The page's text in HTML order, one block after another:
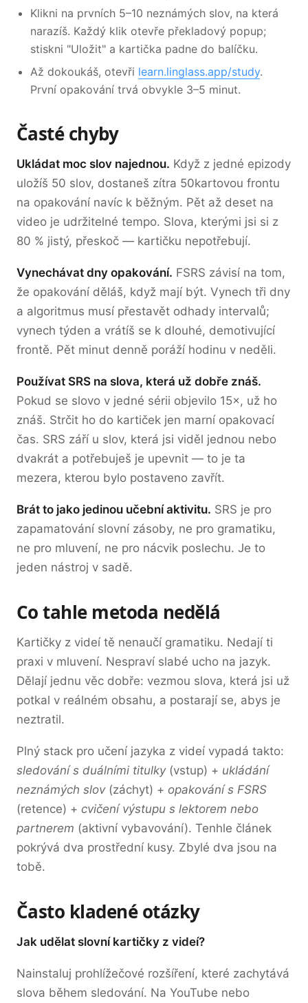
Klikni na prvních 5–10 neznámých slov, na která
narazíš. Každý klik otevře překladový popup;
stiskni "Uložit" a kartička padne do balíčku.
Až dokoukáš, otevři learn.linglass.app/study.
První opakování trvá obvykle 3–5 minut.
Časté chyby
Ukládat moc slov najednou. Když z jedné epizody
uložíš 50 slov, dostaneš zítra 50kartovou frontu
na opakování navíc k běžným. Pět až deset na
video je udržitelné tempo. Slova, kterými jsi si z
80 % jistý, přeskoč — kartičku nepotřebují.
Vynechávat dny opakování. FSRS závisí na tom,
že opakování děláš, když mají být. Vynech tři dny
a algoritmus musí přestavět odhady intervalů;
vynech týden a vrátíš se k dlouhé, demotivující
frontě. Pět minut denně poráží hodinu v neděli.
Používat SRS na slova, která už dobře znáš.
Pokud se slovo v jedné sérii objevilo 15×, už ho
znáš. Strčit ho do kartiček jen marní opakovací
čas. SRS září u slov, která jsi viděl jednou nebo
dvakrát a potřebuješ je upevnit — to je ta
mezera, kterou bylo postaveno zavřít.
Brát to jako jedinou učební aktivitu. SRS je pro
zapamatování slovní zásoby, ne pro gramatiku,
ne pro mluvení, ne pro nácvik poslechu. Je to
jeden nástroj v sadě.
Co tahle metoda nedělá
Kartičky z videí tě nenaučí gramatiku. Nedají ti
praxi v mluvení. Nespraví slabé ucho na jazyk.
Dělají jednu věc dobře: vezmou slova, která jsi už
potkal v reálném obsahu, a postarají se, abys je
neztratil.
Plný stack pro učení jazyka z videí vypadá takto:
sledování s duálními titulky(vstup) + ukládání
neznámých slov(záchyt) + opakování s FSRS
(retence) + cvičení výstupu s lektorem nebo
partnerem (aktivní vybavování). Tenhle článek
pokrývá dva prostřední kusy. Zbylé dva jsou na
tobě.
Často kladené otázky
Jak udělat slovní kartičky z videí?
Nainstaluj prohlížečové rozšíření, které zachytává
slova během sledování. Na YouTube nebo